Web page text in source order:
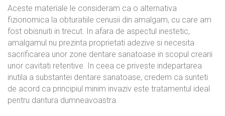
Aceste materiale le consideram ca o alternativa
fizionomica la obturatiile cenusii din amalgam, cu care am
fost obisnuiti in trecut. In afara de aspectul inestetic,
amalgamul nu prezinta proprietati adezive si necesita
sacrificarea unor zone dentare sanatoase in scopul crearii
unor cavitati retentive. In ceea ce priveste indepartarea
inutila a substantei dentare sanatoase, credem ca sunteti
de acord ca principiul minim invaziv este tratamentul ideal
pentru dantura dumneavoastra.